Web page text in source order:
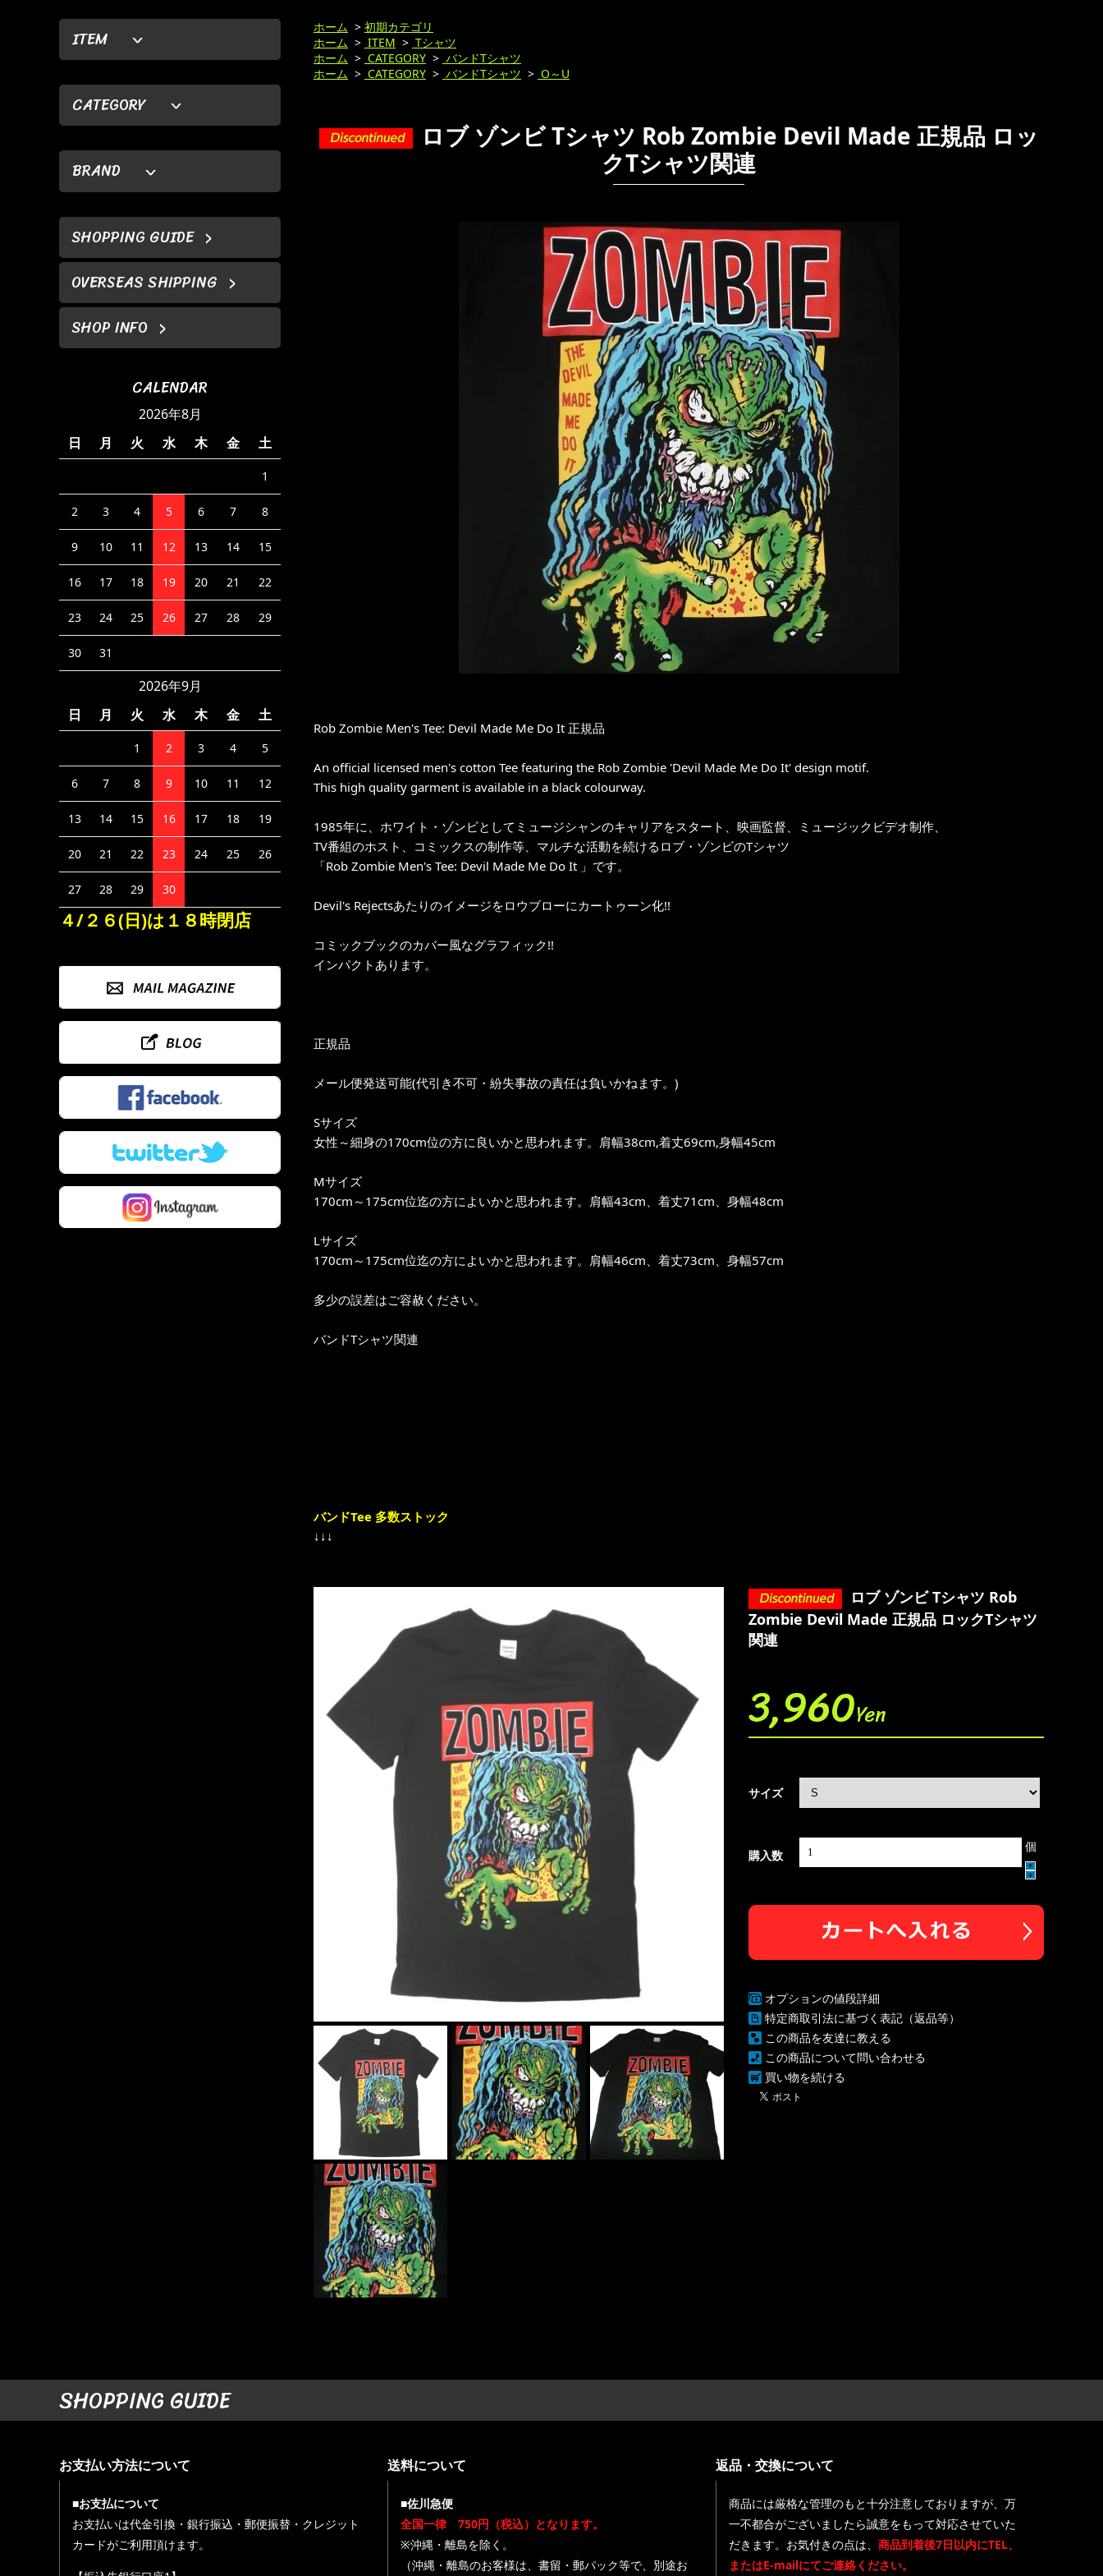
ITEM
CATEGORY
BRAND
SHOPPING GUIDE
OVERSEAS SHIPPING
SHOP INFO
CALENDAR
2026年8月
日
月 火 水 木 金 土
1
2 3 4 5 6 7 8
9 10 11 12 13 14 15
16 17 18 19 20 21 22
23 24 25 26 27 28 29
30 31
2026年9月
日
月 火 水 木 金 土
1 2 3 4 5
6 7 8 9 10 11 12
13 14 15 16 17 18 19
20 21 22 23 24 25 26
27 28 29 30
４/２６(日)は１８時閉店
ホーム > 初期カテゴリ
ホーム > ITEM > Tシャツ
ホーム > CATEGORY > バンドTシャツ
ホーム > CATEGORY > バンドTシャツ > O～U
ロブ ゾンビ Tシャツ Rob Zombie Devil Made 正規品 ロッ
クTシャツ関連
Rob Zombie Men's Tee: Devil Made Me Do It 正規品
An official licensed men's cotton Tee featuring the Rob Zombie 'Devil Made Me Do It' design motif.
This high quality garment is available in a black colourway.
1985年に、ホワイト・ゾンビとしてミュージシャンのキャリアをスタート、映画監督、ミュージックビデオ制作、
TV番組のホスト、コミックスの制作等、マルチな活動を続けるロブ・ゾンビのTシャツ
「Rob Zombie Men's Tee: Devil Made Me Do It 」です。
Devil's Rejectsあたりのイメージをロウブローにカートゥーン化!!
コミックブックのカバー風なグラフィック!!
インパクトあります。
正規品
メール便発送可能(代引き不可・紛失事故の責任は負いかねます。)
Sサイズ
女性～細身の170cm位の方に良いかと思われます。肩幅38cm,着丈69cm,身幅45cm
Mサイズ
170cm～175cm位迄の方によいかと思われます。肩幅43cm、着丈71cm、身幅48cm
Lサイズ
170cm～175cm位迄の方によいかと思われます。肩幅46cm、着丈73cm、身幅57cm
多少の誤差はご容赦ください。
バンドTシャツ関連
バンドTee 多数ストック
↓↓↓
ロブ ゾンビ Tシャツ Rob
Zombie Devil Made 正規品 ロックTシャツ
関連
3,960Yen
サイズ
購入数
個
オプションの値段詳細
特定商取引法に基づく表記（返品等）
この商品を友達に教える
この商品について問い合わせる
買い物を続ける
SHOPPING GUIDE
お支払い方法について
■お支払について
お支払いは代金引換・銀行振込・郵便振替・クレジット
カードがご利用頂けます。
送料について
■佐川急便
全国一律 750円（税込）となります。
※沖縄・離島を除く。
（沖縄・離島のお客様は、書留・郵パック等で、別途お
返品・交換について
商品には厳格な管理のもと十分注意しておりますが、万
一不都合がございましたら誠意をもって対応させていた
だきます。お気付きの点は、 商品到着後7日以内にTEL、
またはE-mailにてご連絡ください。